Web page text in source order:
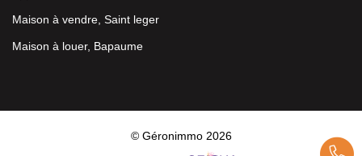
Maison à vendre, Saint leger
Maison à louer, Bapaume
© Géronimmo 2026